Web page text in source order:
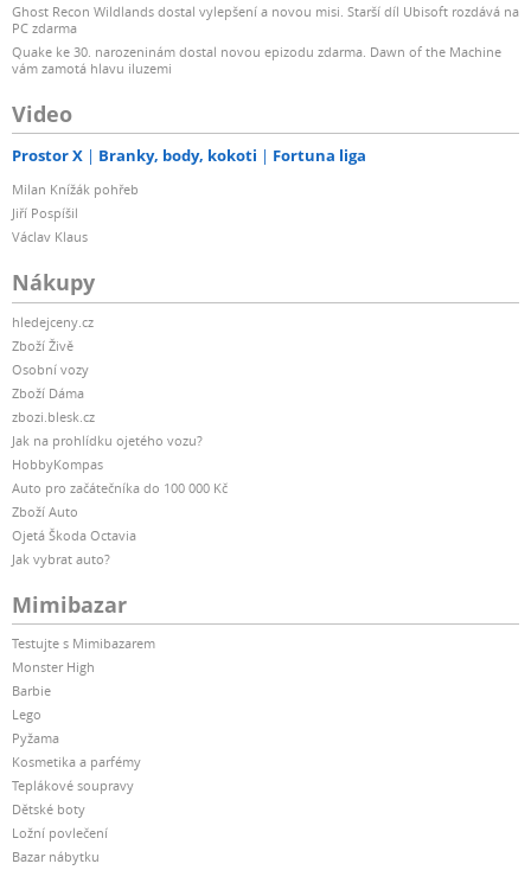
Ghost Recon Wildlands dostal vylepšení a novou misi. Starší díl Ubisoft rozdává na
PC zdarma
Quake ke 30. narozeninám dostal novou epizodu zdarma. Dawn of the Machine
vám zamotá hlavu iluzemi
Video
Prostor X Branky, body, kokoti Fortuna liga
Milan Knížák pohřeb
Jiří Pospíšil
Václav Klaus
Nákupy
hledejceny.cz
Zboží Živě
Osobní vozy
Zboží Dáma
zbozi.blesk.cz
Jak na prohlídku ojetého vozu?
HobbyKompas
Auto pro začátečníka do 100 000 Kč
Zboží Auto
Ojetá Škoda Octavia
Jak vybrat auto?
Mimibazar
Testujte s Mimibazarem
Monster High
Barbie
Lego
Pyžama
Kosmetika a parfémy
Teplákové soupravy
Dětské boty
Ložní povlečení
Bazar nábytku